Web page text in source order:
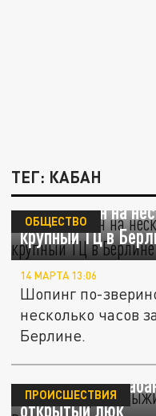
ТЕГ: КАБАН
Дикий кабан на
крупный ТЦ в
ОБЩЕСТВО
14 МАРТА 13:06
Шопинг по-
несколько часов
Берлине.
Достали троих,
Всеволожске
открытый люк
ПРОИСШЕСТВИЯ